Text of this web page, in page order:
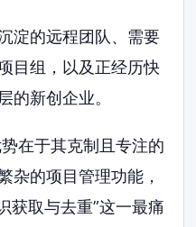
淀的远程团队、需要
目组，以及正经历快
的新创企业。
在于其克制且专注的
的项目管理功能，
获取与去重”这一最痛